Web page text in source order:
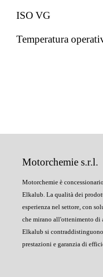
ISO VG
Temperatura
Motorchemie s.r.l.
Motorchemie è
Elkalub. La qualità dei
esperienza nel settore, con
che mirano all'ottenimento
Elkalub si
prestazioni e garanzia di